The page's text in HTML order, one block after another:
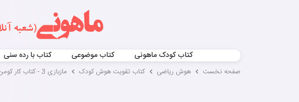
کتاب کودک ماهونی کتاب موضوعی کتاب با رده سنی
صفحه نخست هوش ریاضی کتاب تقویت هوش کودک مازبازی 3 - کتاب کار کومن